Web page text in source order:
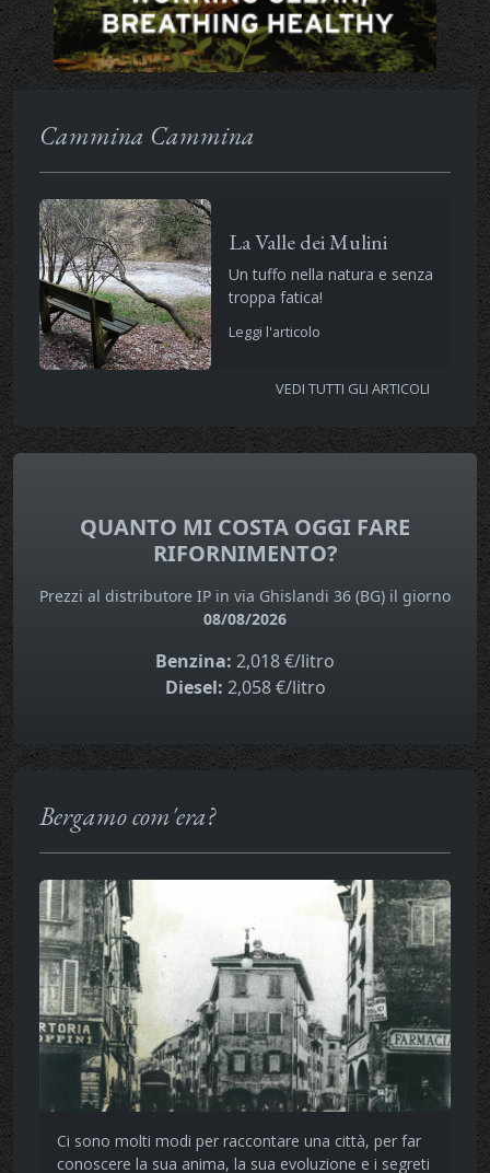
Cammina Cammina
La Valle dei Mulini
Un tuffo nella natura e senza
troppa fatica!
Leggi l'articolo
VEDI TUTTI GLI ARTICOLI
QUANTO MI COSTA OGGI FARE
RIFORNIMENTO?
Prezzi al distributore IP in via Ghislandi 36 (BG) il giorno
08/08/2026
Benzina: 2,018 €/litro
Diesel: 2,058 €/litro
Bergamo com'era?
Ci sono molti modi per raccontare una città, per far
conoscere la sua anima, la sua evoluzione e i segreti